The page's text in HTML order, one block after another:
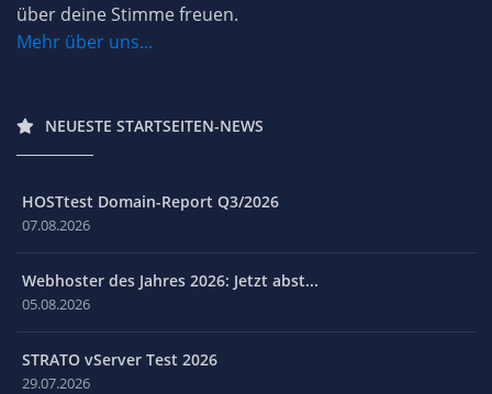
über deine Stimme freuen.
Mehr über uns...
NEUESTE STARTSEITEN-NEWS
HOSTtest Domain-Report Q3/2026
07.08.2026
Webhoster des Jahres 2026: Jetzt abst...
05.08.2026
STRATO vServer Test 2026
29.07.2026